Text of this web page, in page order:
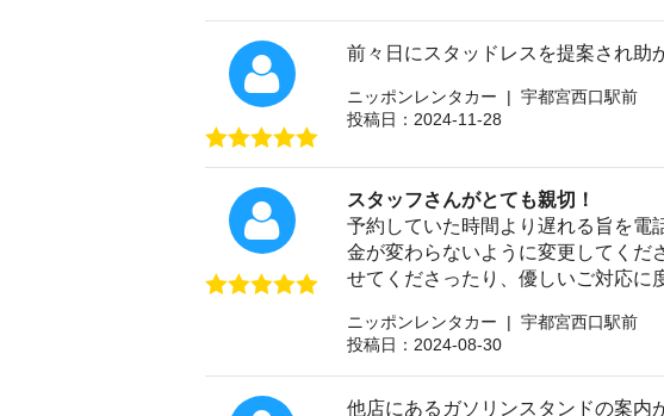
前々日にスタッドレスを提案され助
ニッポンレンタカー | 宇都宮西口駅前
投稿日：2024-11-28
スタッフさんがとても親切！
予約していた時間より遅れる旨を電
金が変わらないように変更してくだ
せてくださったり、優しいご対応に
ニッポンレンタカー | 宇都宮西口駅前
投稿日：2024-08-30
他店にあるガソリンスタンドの案内